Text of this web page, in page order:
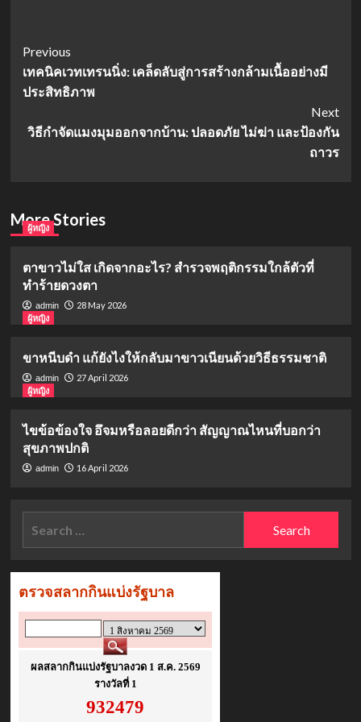
Post
Navigation
Previous
เทคนิคเวทเทรนนิ่ง: เคล็ดลับสู่การสร้างกล้ามเนื้ออย่างมี
ประสิทธิภาพ
Next
วิธีกำจัดแมงมุมออกจากบ้าน: ปลอดภัย ไม่ฆ่า และป้องกัน
ถาวร
More Stories
ผู้หญิง
ตาขาวไม่ใส เกิดจากอะไร? สำรวจพฤติกรรมใกล้ตัวที่
ทำร้ายดวงตา
admin
28 May 2026
ผู้หญิง
ขาหนีบดำ แก้ยังไงให้กลับมาขาวเนียนด้วยวิธีธรรมชาติ
admin
27 April 2026
ผู้หญิง
ไขข้อข้องใจ อึจมหรือลอยดีกว่า สัญญาณไหนที่บอกว่า
สุขภาพปกติ
admin 16 April 2026